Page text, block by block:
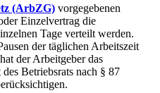
(ArbZG) vorgegebenen
Einzelvertrag die
Tage verteilt werden.
der täglichen Arbeitszeit
der Arbeitgeber das
Betriebsrats nach § 87